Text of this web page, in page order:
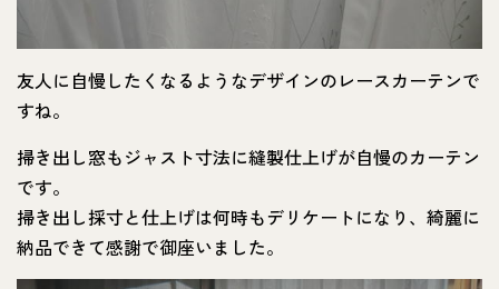
友人に自慢したくなるようなデザインのレースカーテンで
すね。
掃き出し窓もジャスト寸法に縫製仕上げが自慢のカーテン
です。
掃き出し採寸と仕上げは何時もデリケートになり、綺麗に
納品できて感謝で御座いました。